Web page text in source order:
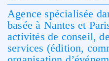
Agence spécialisée
basée à Nantes et
activités de conseil,
services (édition,